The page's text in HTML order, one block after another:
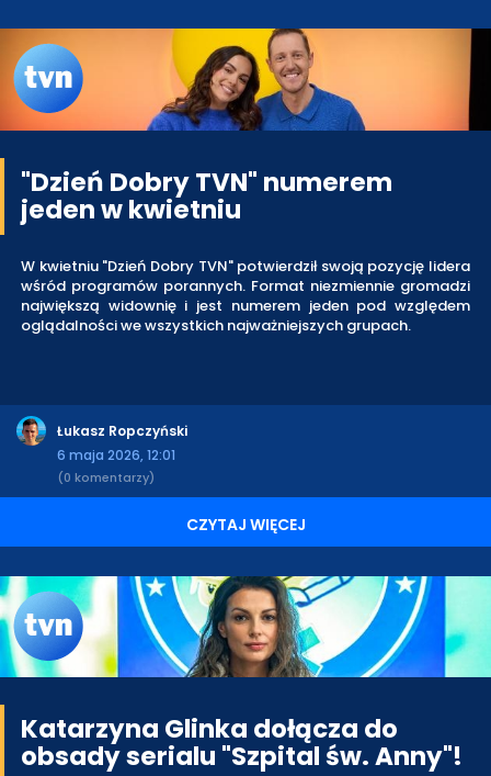
"Dzień Dobry TVN" numerem
jeden w kwietniu
W kwietniu "Dzień Dobry TVN" potwierdził swoją pozycję lidera
wśród programów porannych. Format niezmiennie gromadzi
największą widownię i jest numerem jeden pod względem
oglądalności we wszystkich najważniejszych grupach.
Łukasz Ropczyński
6 maja 2026, 12:01
(0 komentarzy)
CZYTAJ WIĘCEJ
Katarzyna Glinka dołącza do
obsady serialu "Szpital św. Anny"!